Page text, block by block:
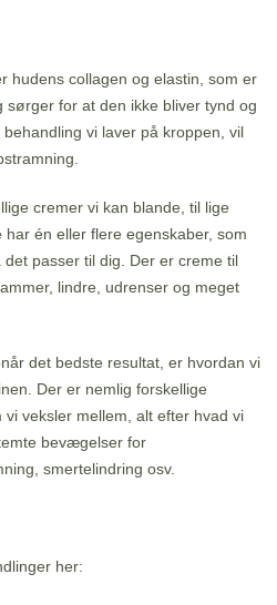
hudens collagen og elastin, som er
for at den ikke bliver tynd og
vi laver på kroppen, vil
cremer vi kan blande, til lige
én eller flere egenskaber, som
passer til dig. Der er creme til
lindre, udrenser og meget
det bedste resultat, er hvordan vi
Der er nemlig forskellige
veksler mellem, alt efter hvad vi
bevægelser for
smertelindring osv.
her: